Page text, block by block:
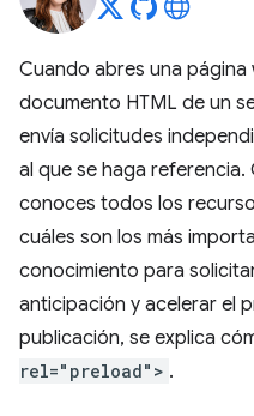
Cuando abres una
documento HTML de un
envía solicitudes
al que se haga
conoces todos los
cuáles son los más
conocimiento para
anticipación y acelerar el
publicación, se explica
rel="preload"> .